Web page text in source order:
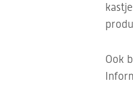
Ook